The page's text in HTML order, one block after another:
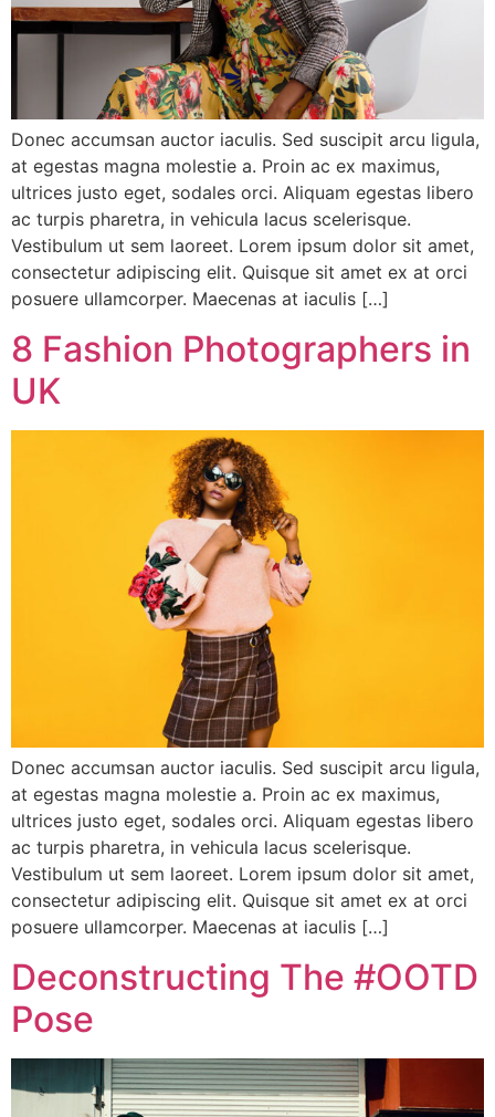
Donec accumsan auctor iaculis. Sed suscipit arcu ligula,
at egestas magna molestie a. Proin ac ex maximus,
ultrices justo eget, sodales orci. Aliquam egestas libero
ac turpis pharetra, in vehicula lacus scelerisque.
Vestibulum ut sem laoreet. Lorem ipsum dolor sit amet,
consectetur adipiscing elit. Quisque sit amet ex at orci
posuere ullamcorper. Maecenas at iaculis […]
8 Fashion Photographers in
UK
Donec accumsan auctor iaculis. Sed suscipit arcu ligula,
at egestas magna molestie a. Proin ac ex maximus,
ultrices justo eget, sodales orci. Aliquam egestas libero
ac turpis pharetra, in vehicula lacus scelerisque.
Vestibulum ut sem laoreet. Lorem ipsum dolor sit amet,
consectetur adipiscing elit. Quisque sit amet ex at orci
posuere ullamcorper. Maecenas at iaculis […]
Deconstructing The #OOTD
Pose